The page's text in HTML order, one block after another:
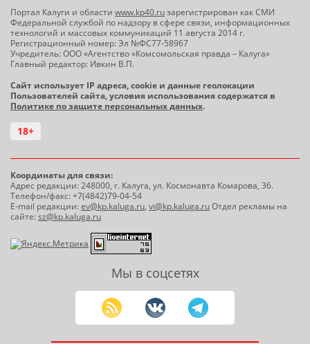
Портал Калуги и области www.kp40.ruзарегистрирован как СМИ
Федеральной службой по надзору в сфере связи, информационных
технологий и массовых коммуникаций 11 августа 2014 г.
Регистрационный номер: Эл №ФС77-58967
Учредитель: ООО «Агентство «Комсомольская правда – Калуга»
Главный редактор: Ивкин В.П.
Сайт использует IP адреса, cookie и данные геолокации
Пользователей сайта, условия использования содержатся в
Политике по защите персональных данных.
18+
Координаты для связи:
Адрес редакции: 248000, г. Калуга, ул. Космонавта Комарова, 36.
Телефон/факс: +7(4842)79-04-54
E-mail редакции:ev@kp.kaluga.ru, vi@kp.kaluga.ruОтдел рекламы на
сайте:sz@kp.kaluga.ru
Мы в соцсетях